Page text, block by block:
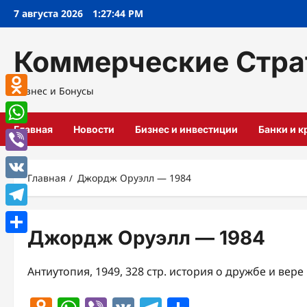
Перейти
7 августа 2026 1:27:44 PM
Коммерческие
Бизнес и Бонусы
Главная Новости Бизнес и инвестиции Банки и
Главная Джордж Оруэлл — 1984
Джордж Оруэлл — 1984
Антиутопия, 1949, 328 стр. история о дружбе и вере
Odnoklassniki
WhatsApp
Viber
VK
Telegram
Отправить